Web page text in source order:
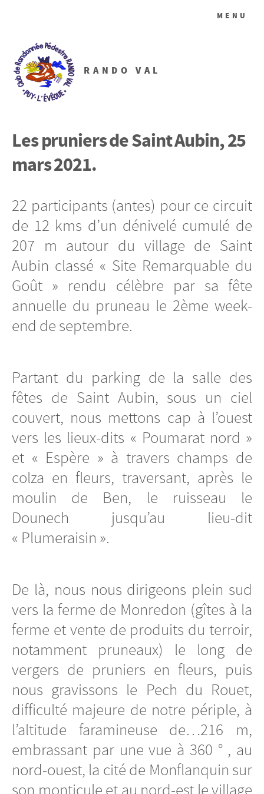
RANDO VAL
MENU
Les pruniers de Saint Aubin, 25
mars 2021.
22 participants (antes) pour ce circuit
de 12 kms d’un dénivelé cumulé de
207 m autour du village de Saint
Aubin classé « Site Remarquable du
Goût » rendu célèbre par sa fête
annuelle du pruneau le 2ème week-
end de septembre.
Partant du parking de la salle des
fêtes de Saint Aubin, sous un ciel
couvert, nous mettons cap à l’ouest
vers les lieux-dits « Poumarat nord »
et « Espère » à travers champs de
colza en fleurs, traversant, après le
moulin de Ben, le ruisseau le
Dounech jusqu’au lieu-dit
« Plumeraisin ».
De là, nous nous dirigeons plein sud
vers la ferme de Monredon (gîtes à la
ferme et vente de produits du terroir,
notamment pruneaux) le long de
vergers de pruniers en fleurs, puis
nous gravissons le Pech du Rouet,
difficulté majeure de notre périple, à
l’altitude faramineuse de…216 m,
embrassant par une vue à 360 ° , au
nord-ouest, la cité de Monflanquin sur